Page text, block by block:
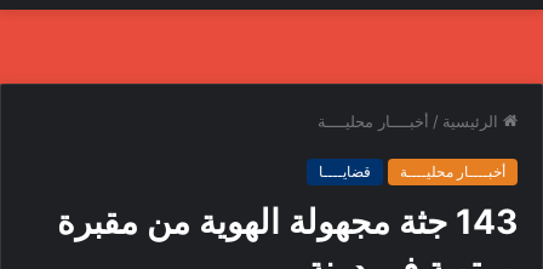
الرئيسية / أخبــــار محليــــة
أخبــــار محليــــة قضايــــا
143 جثة مجهولة الهوية من مقبرة